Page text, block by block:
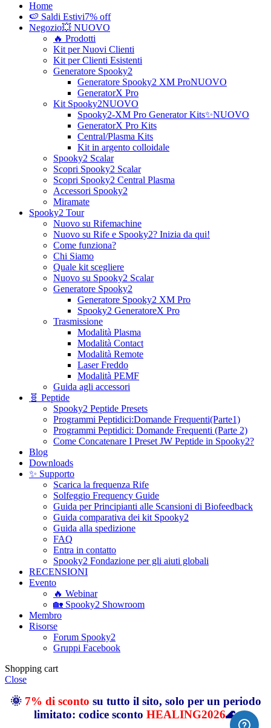
Home
🍉 Saldi Estivi7% off
Negozio💥 NUOVO
🔥 Prodotti
Kit per Nuovi Clienti
Kit per Clienti Esistenti
Generatore Spooky2
Generatore Spooky2 XM ProNUOVO
GeneratorX Pro
Kit Spooky2NUOVO
Spooky2-XM Pro Generator Kits✨NUOVO
GeneratorX Pro Kits
Central/Plasma Kits
Kit in argento colloidale
Spooky2 Scalar
Scopri Spooky2 Scalar
Scopri Spooky2 Central Plasma
Accessori Spooky2
Miramate
Spooky2 Tour
Nuovo su Rifemachine
Nuovo su Rife e Spooky2? Inizia da qui!
Come funziona?
Chi Siamo
Quale kit scegliere
Nuovo su Spooky2 Scalar
Generatore Spooky2
Generatore Spooky2 XM Pro
Spooky2 GeneratoreX Pro
Trasmissione
Modalità Plasma
Modalità Contact
Modalità Remote
Laser Freddo
Modalità PEMF
Guida agli accessori
🧬 Peptide
Spooky2 Peptide Presets
Programmi Peptidici:Domande Frequenti(Parte1)
Programmi Peptidici: Domande Frequenti (Parte 2)
Come Concatenare I Preset JW Peptide in Spooky2?
Blog
Downloads
✨ Supporto
Scarica la frequenza Rife
Solfeggio Frequency Guide
Guida per Principianti alle Scansioni di Biofeedback
Guida comparativa dei kit Spooky2
Guida alla spedizione
FAQ
Entra in contatto
Spooky2 Fondazione per gli aiuti globali
RECENSIONI
Evento
🔥 Webinar
🏡 Spooky2 Showroom
Membro
Risorse
Forum Spooky2
Gruppi Facebook
Shopping cart
Close
🌞 7% di sconto su tutto il sito, solo per un periodo
limitato: codice sconto HEALING2026🌊